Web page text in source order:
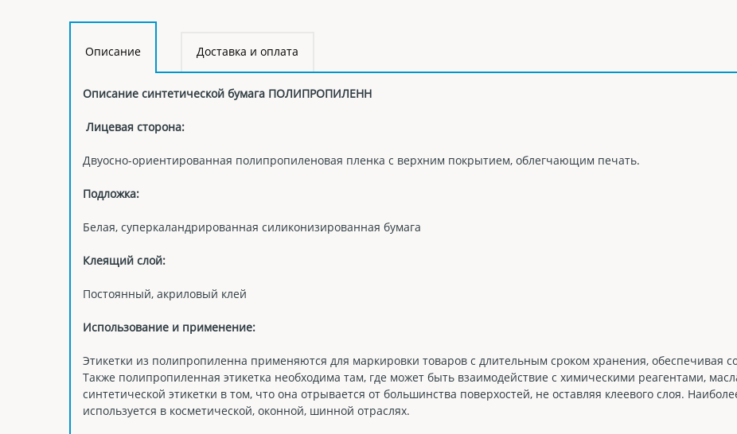
Описание Доставка и оплата
Описание синтетической бумага ПОЛИПРОПИЛЕНН
Лицевая сторона:
Двуосно-ориентированная полипропиленовая пленка с верхним покрытием, облегчающим печать.
Подложка:
Белая, суперкаландрированная силиконизированная бумага
Клеящий слой:
Постоянный, акриловый клей
Использование и применение:
Этикетки из полипропиленна применяются для маркировки товаров с длительным сроком хранения, обеспечивая
Также полипропиленная этикетка необходима там, где может быть взаимодействие с химическими реагентами,
синтетической этикетки в том, что она отрывается от большинства поверхостей, не оставляя клеевого слоя.
используется в косметической, оконной, шинной отраслях.